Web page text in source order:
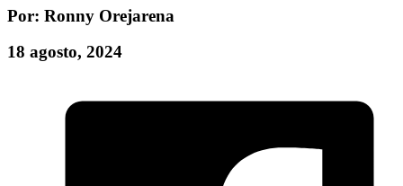
Por: Ronny Orejarena
18 agosto, 2024